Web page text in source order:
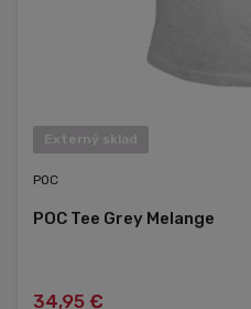
Externý sklad
POC
POC Tee Grey Melange
34,95 €